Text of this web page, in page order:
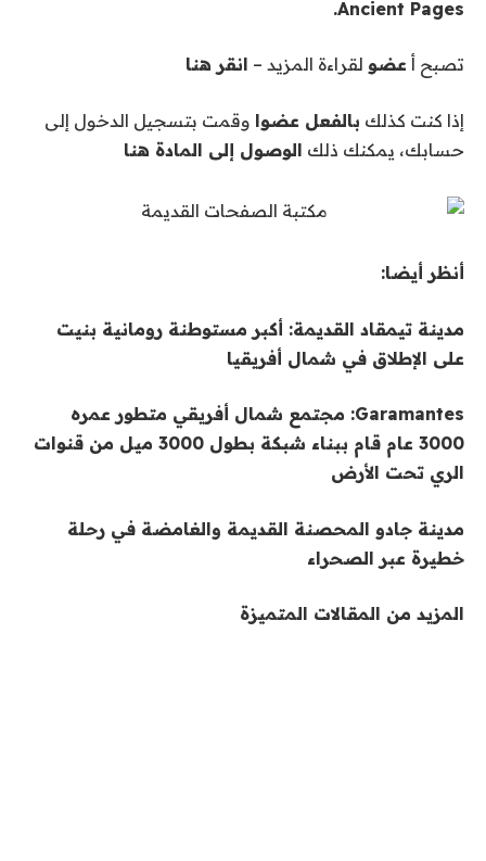
Ancient Pages.
تصبح أ عضو لقراءة المزيد – انقر هنا
إذا كنت كذلك بالفعل عضوا وقمت بتسجيل الدخول إلى
حسابك، يمكنك ذلك الوصول إلى المادة هنا
أنظر أيضا:
مدينة تيمقاد القديمة: أكبر مستوطنة رومانية بنيت
على الإطلاق في شمال أفريقيا
Garamantes: مجتمع شمال أفريقي متطور عمره
3000 عام قام ببناء شبكة بطول 3000 ميل من قنوات
الري تحت الأرض
مدينة جادو المحصنة القديمة والغامضة في رحلة
خطيرة عبر الصحراء
المزيد من المقالات المتميزة